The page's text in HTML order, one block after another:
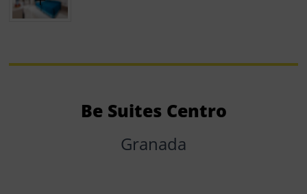
Be Suites Centro
Granada